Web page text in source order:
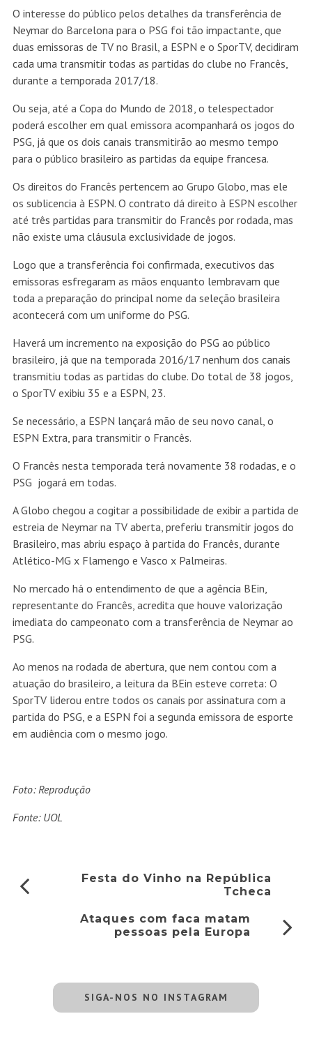
O interesse do público pelos detalhes da transferência de
Neymar do Barcelona para o PSG foi tão impactante, que
duas emissoras de TV no Brasil, a ESPN e o SporTV, decidiram
cada uma transmitir todas as partidas do clube no Francês,
durante a temporada 2017/18.
Ou seja, até a Copa do Mundo de 2018, o telespectador
poderá escolher em qual emissora acompanhará os jogos do
PSG, já que os dois canais transmitirão ao mesmo tempo
para o público brasileiro as partidas da equipe francesa.
Os direitos do Francês pertencem ao Grupo Globo, mas ele
os sublicencia à ESPN. O contrato dá direito à ESPN escolher
até três partidas para transmitir do Francês por rodada, mas
não existe uma cláusula exclusividade de jogos.
Logo que a transferência foi confirmada, executivos das
emissoras esfregaram as mãos enquanto lembravam que
toda a preparação do principal nome da seleção brasileira
acontecerá com um uniforme do PSG.
Haverá um incremento na exposição do PSG ao público
brasileiro, já que na temporada 2016/17 nenhum dos canais
transmitiu todas as partidas do clube. Do total de 38 jogos,
o SporTV exibiu 35 e a ESPN, 23.
Se necessário, a ESPN lançará mão de seu novo canal, o
ESPN Extra, para transmitir o Francês.
O Francês nesta temporada terá novamente 38 rodadas, e o
PSG jogará em todas.
A Globo chegou a cogitar a possibilidade de exibir a partida de
estreia de Neymar na TV aberta, preferiu transmitir jogos do
Brasileiro, mas abriu espaço à partida do Francês, durante
Atlético-MG x Flamengo e Vasco x Palmeiras.
No mercado há o entendimento de que a agência BEin,
representante do Francês, acredita que houve valorização
imediata do campeonato com a transferência de Neymar ao
PSG.
Ao menos na rodada de abertura, que nem contou com a
atuação do brasileiro, a leitura da BEin esteve correta: O
SporTV liderou entre todos os canais por assinatura com a
partida do PSG, e a ESPN foi a segunda emissora de esporte
em audiência com o mesmo jogo.
Foto: Reprodução
Fonte: UOL
Festa do Vinho na República
Tcheca
Ataques com faca matam
pessoas pela Europa
SIGA-NOS NO INSTAGRAM